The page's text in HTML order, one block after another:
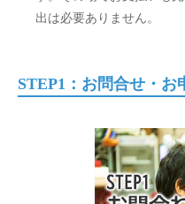
出は必要ありません。
STEP1：お問合せ・お